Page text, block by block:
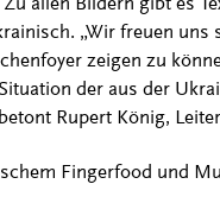
„Wir freuen uns
zeigen zu
der aus der
Rupert König,
Fingerfood und